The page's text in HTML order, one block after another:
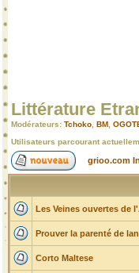
Littérature
Modérateurs: Tchoko BM
Utilisateurs parcourant
grioo.com
Les Veines ouvertes de
Prouver la parenté de
Corto Maltese